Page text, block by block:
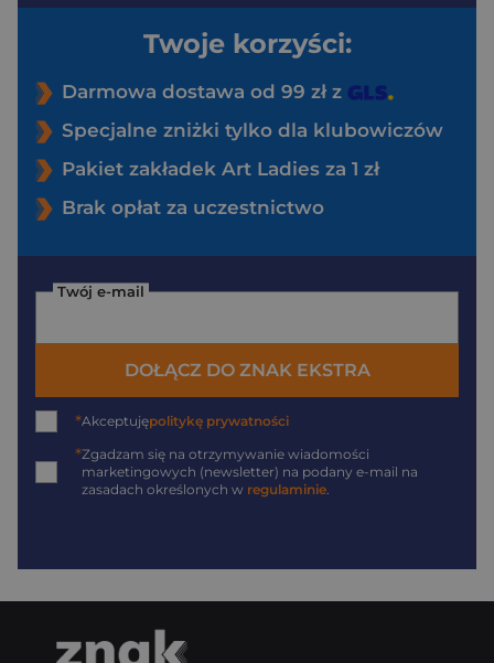
Twoje korzyści:
Darmowa dostawa od 99 zł z
Specjalne zniżki tylko dla klubowiczów
Pakiet zakładek Art Ladies za 1 zł
Brak opłat za uczestnictwo
Twój e-mail
DOŁĄCZ DO ZNAK EKSTRA
*Akceptujępolitykę prywatności
*Zgadzam się na otrzymywanie wiadomości
marketingowych (newsletter) na podany e-mail na
zasadach określonych w regulaminie.